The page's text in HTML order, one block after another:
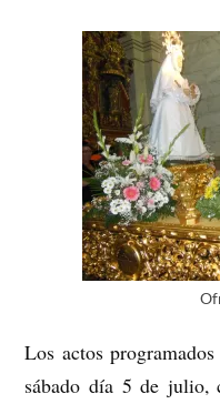
Los actos
sábado día 5 de julio,